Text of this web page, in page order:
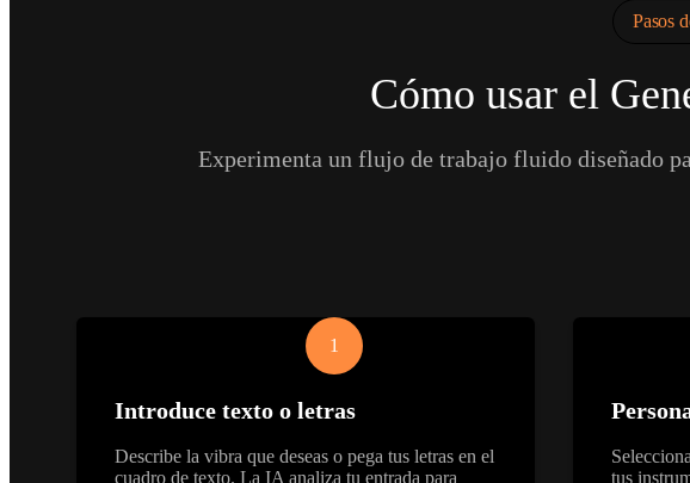
Pasos
Cómo usar el
Experimenta un flujo de trabajo fluido diseñado
1
Introduce texto o letras
Describe la vibra que deseas o pega tus letras en el
cuadro de texto. La IA analiza tu entrada para
tus